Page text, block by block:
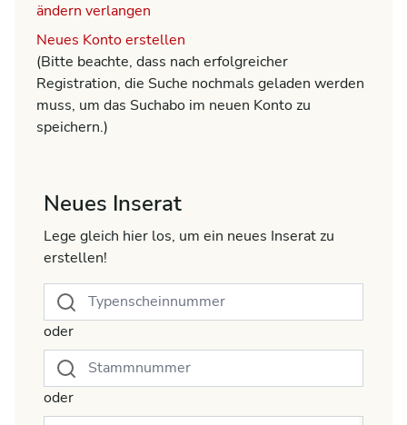
ändern verlangen
Neues Konto erstellen
(Bitte beachte, dass nach erfolgreicher
Registration, die Suche nochmals geladen werden
muss, um das Suchabo im neuen Konto zu
speichern.)
Neues Inserat
Lege gleich hier los, um ein neues Inserat zu
erstellen!
oder
oder